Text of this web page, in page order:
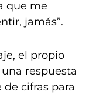
que me
jamás”.
el propio
respuesta
cifras para